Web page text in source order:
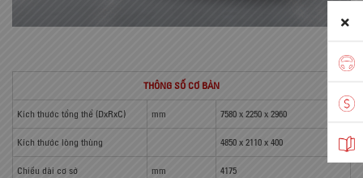
THÔNG SỐ CƠ BẢN
Kích thước tổng thể (DxRxC) mm 7580 x 2250 x 2960
Kích thước lòng thùng 4850 x 2110 x 400
Chiều dài cơ sở mm 4175